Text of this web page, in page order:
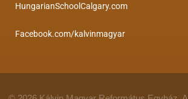
HungarianSchoolCalgary.com
Facebook.com/kalvinmagyar